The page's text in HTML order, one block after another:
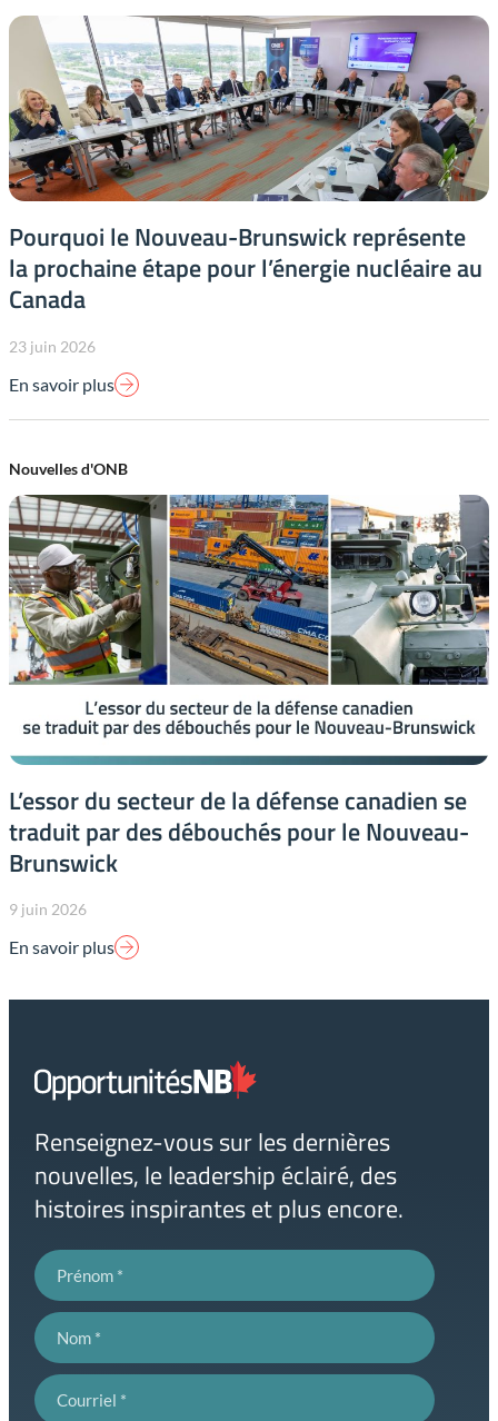
Pourquoi le Nouveau-Brunswick représente
la prochaine étape pour l’énergie nucléaire au
Canada
23 juin 2026
En savoir plus
Nouvelles d'ONB
L’essor du secteur de la défense canadien se
traduit par des débouchés pour le Nouveau-
Brunswick
9 juin 2026
En savoir plus
Lien
page
Renseignez-vous sur les dernières
nouvelles, le leadership éclairé, des
histoires inspirantes et plus encore.
Prénom
Nom
Courriel